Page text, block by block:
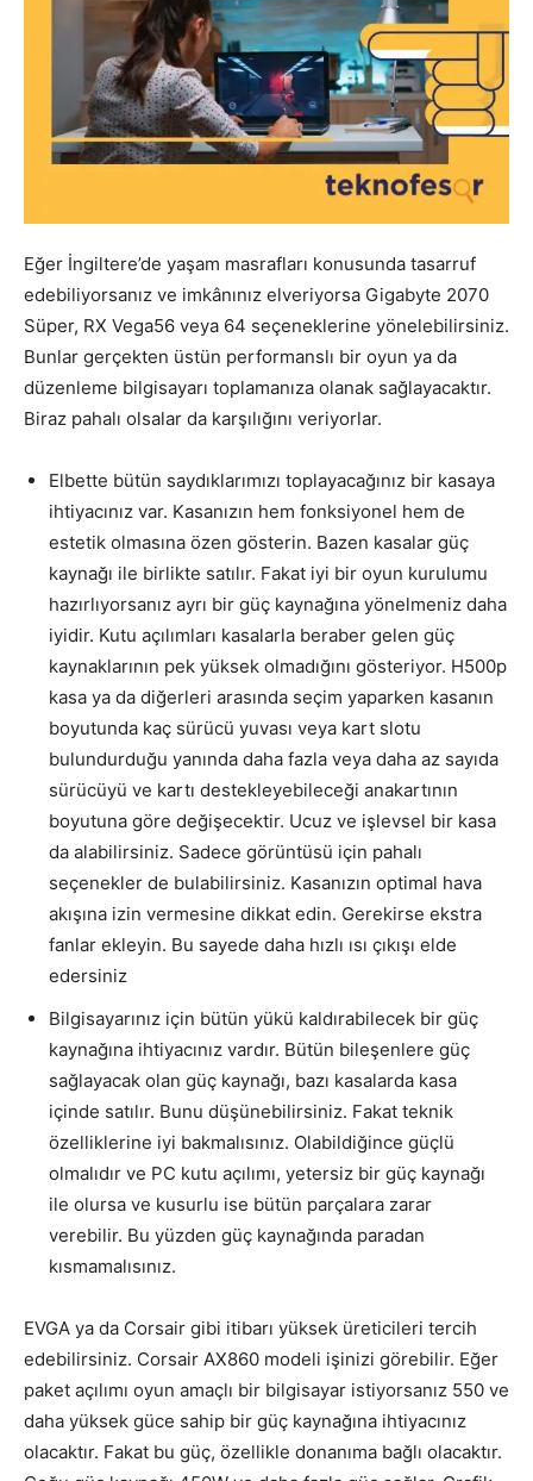
Eğer İngiltere’de yaşam masrafları konusunda tasarruf
edebiliyorsanız ve imkânınız elveriyorsa Gigabyte 2070
Süper, RX Vega56 veya 64 seçeneklerine yönelebilirsiniz.
Bunlar gerçekten üstün performanslı bir oyun ya da
düzenleme bilgisayarı toplamanıza olanak sağlayacaktır.
Biraz pahalı olsalar da karşılığını veriyorlar.
Elbette bütün saydıklarımızı toplayacağınız bir kasaya
ihtiyacınız var. Kasanızın hem fonksiyonel hem de
estetik olmasına özen gösterin. Bazen kasalar güç
kaynağı ile birlikte satılır. Fakat iyi bir oyun kurulumu
hazırlıyorsanız ayrı bir güç kaynağına yönelmeniz daha
iyidir. Kutu açılımları kasalarla beraber gelen güç
kaynaklarının pek yüksek olmadığını gösteriyor. H500p
kasa ya da diğerleri arasında seçim yaparken kasanın
boyutunda kaç sürücü yuvası veya kart slotu
bulundurduğu yanında daha fazla veya daha az sayıda
sürücüyü ve kartı destekleyebileceği anakartının
boyutuna göre değişecektir. Ucuz ve işlevsel bir kasa
da alabilirsiniz. Sadece görüntüsü için pahalı
seçenekler de bulabilirsiniz. Kasanızın optimal hava
akışına izin vermesine dikkat edin. Gerekirse ekstra
fanlar ekleyin. Bu sayede daha hızlı ısı çıkışı elde
edersiniz
Bilgisayarınız için bütün yükü kaldırabilecek bir güç
kaynağına ihtiyacınız vardır. Bütün bileşenlere güç
sağlayacak olan güç kaynağı, bazı kasalarda kasa
içinde satılır. Bunu düşünebilirsiniz. Fakat teknik
özelliklerine iyi bakmalısınız. Olabildiğince güçlü
olmalıdır ve PC kutu açılımı, yetersiz bir güç kaynağı
ile olursa ve kusurlu ise bütün parçalara zarar
verebilir. Bu yüzden güç kaynağında paradan
kısmamalısınız.
EVGA ya da Corsair gibi itibarı yüksek üreticileri tercih
edebilirsiniz. Corsair AX860 modeli işinizi görebilir. Eğer
paket açılımı oyun amaçlı bir bilgisayar istiyorsanız 550 ve
daha yüksek güce sahip bir güç kaynağına ihtiyacınız
olacaktır. Fakat bu güç, özellikle donanıma bağlı olacaktır.